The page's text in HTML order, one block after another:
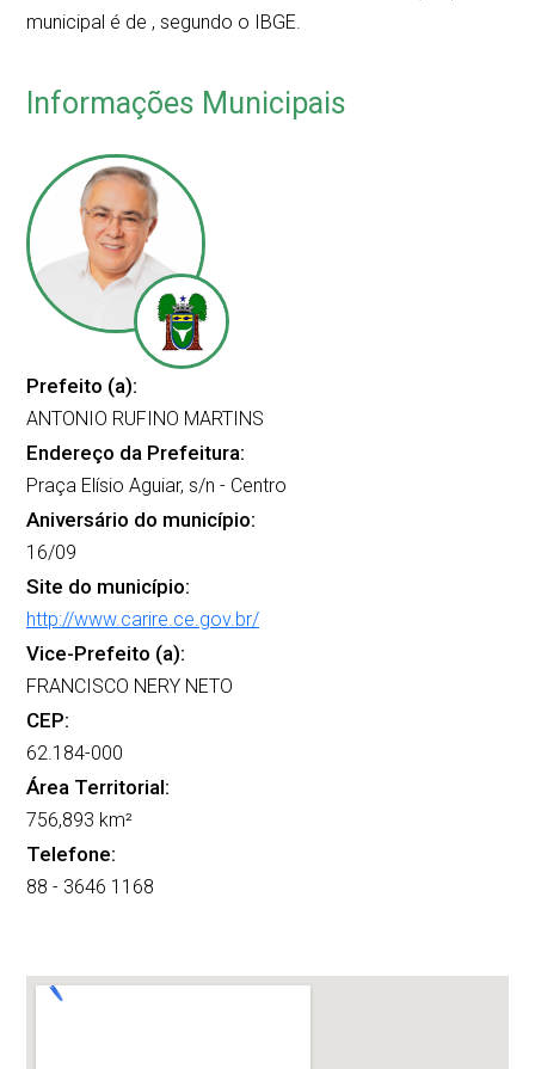
municipal é de , segundo o IBGE.
Informações Municipais
Prefeito (a):
ANTONIO RUFINO MARTINS
Endereço da Prefeitura:
Praça Elísio Aguiar, s/n - Centro
Aniversário do município:
16/09
Site do município:
http://www.carire.ce.gov.br/
Vice-Prefeito (a):
FRANCISCO NERY NETO
CEP:
62.184-000
Área Territorial:
756,893 km²
Telefone:
88 - 3646 1168